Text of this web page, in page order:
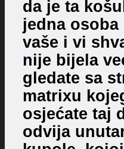
da je ta
jedna
vaše i vi
nije bijela
gledate sa
matrixu
osjećate taj
odvija